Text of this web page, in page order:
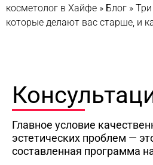
косметолог в Хайфе » Блог »
которые делают вас старше, и
Главное условие
эстетических проблем —
составленная программа